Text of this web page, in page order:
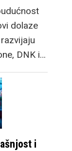
dolaze
DNK i…
i